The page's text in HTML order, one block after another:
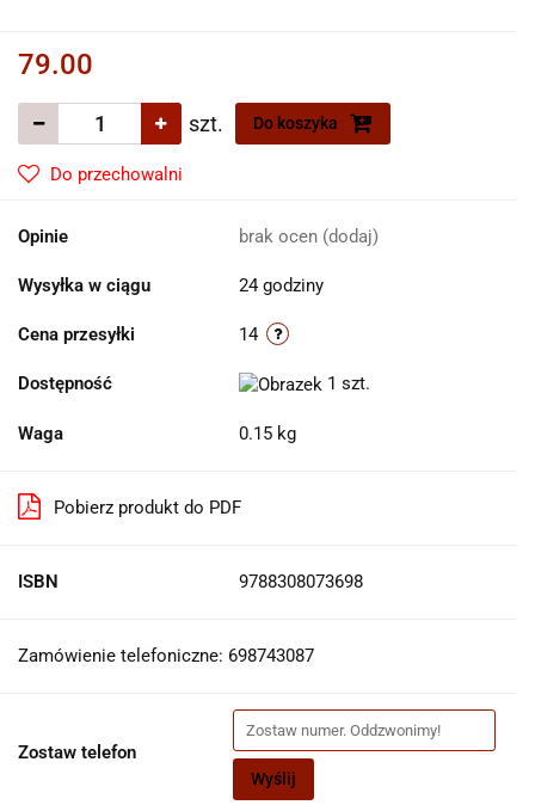
79.00
szt. Do koszyka
Do przechowalni
Opinie brak ocen (dodaj)
Wysyłka w ciągu 24 godziny
Cena przesyłki 14
Dostępność 1 szt.
Waga 0.15 kg
Pobierz produkt do PDF
ISBN 9788308073698
Zamówienie telefoniczne: 698743087
Zostaw telefon
Wyślij